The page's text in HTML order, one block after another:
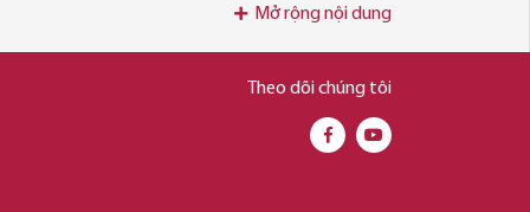
Mở rộng nội dung
Theo dõi chúng tôi